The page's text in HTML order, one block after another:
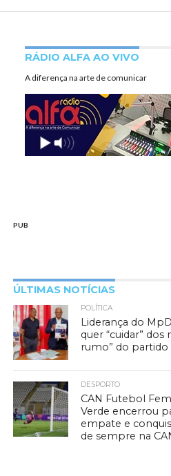
RÁDIO ALFA AO VIVO
A diferença na arte de comunicar
PUB
ÚLTIMAS NOTÍCIAS
POLÍTICA
Liderança do
quer “cuidar”
rumo” do partido
DESPORTO
CAN Futebol
Verde encerrou
empate e
de sempre na